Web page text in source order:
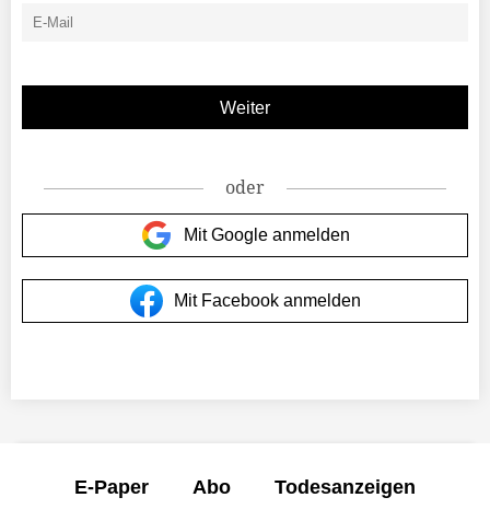
oder
Mit Google anmelden
Mit Facebook anmelden
E-Paper Abo Todesanzeigen